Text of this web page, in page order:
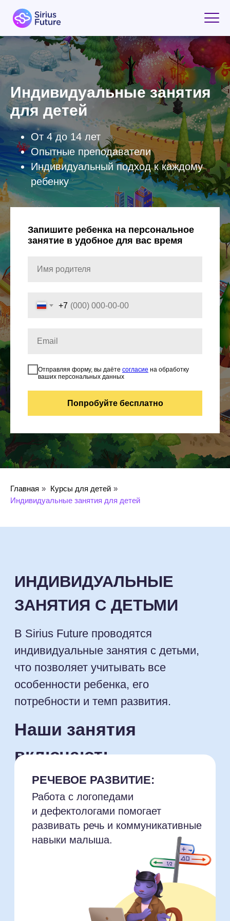
Индивидуальные занятия
для детей
От 4 до 14 лет
Опытные преподаватели
Индивидуальный подход к каждому
ребенку
Запишите ребенка на персональное
занятие в удобное для вас время
+7
Отправляя форму, вы даёте согласие на обработку
ваших персональных данных
Попробуйте бесплатно
Главная » Курсы для детей »
Индивидуальные занятия для детей
Сейчас Sirius Future — это:
5 000+
учеников
лучших детских
95%
показали результаты
за 8 занятий
ИНДИВИДУАЛЬНЫЕ
ЗАНЯТИЯ С ДЕТЬМИ
В Sirius Future проводятся
индивидуальные занятия с детьми,
особенности ребенка, его
потребности и темп развития.
ПСИХОЛОГИЧЕСКАЯ
занятия с психологами
направлены на эмоциональное
ребенка.
ПОДГОТОВКА
малышу освоить основы чтения,
счета и других школьных
и дефектологами помогает
развивать речь и коммуникативные
навыки малыша.